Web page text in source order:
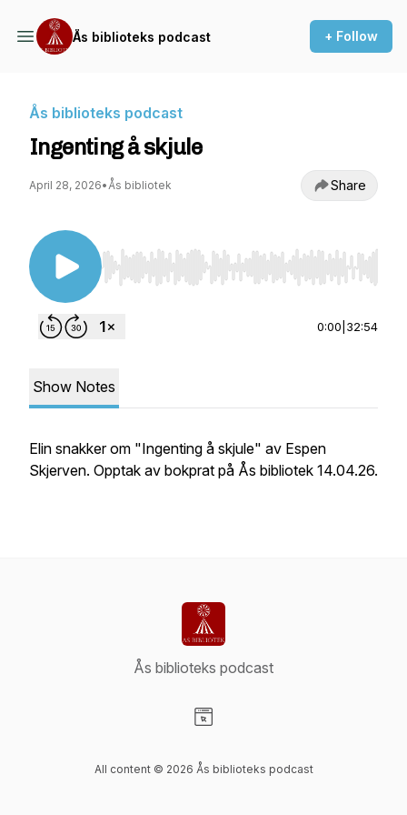
Ås biblioteks podcast + Follow
Ås biblioteks podcast
Ingenting å skjule
April 28, 2026•Ås bibliotek Share
Use Left/Right to seek, Home/End to jump to
0:00 32:54
Show Notes
Elin snakker om "Ingenting å skjule" av Espen
Skjerven. Opptak av bokprat på Ås bibliotek 14.04.26.
Ås biblioteks podcast
All content © 2026 Ås biblioteks podcast